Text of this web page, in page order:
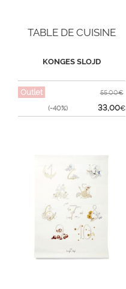
TABLE DE CUISINE
KONGES SLOJD
Outlet
(-40%)
55,00€
33,00€